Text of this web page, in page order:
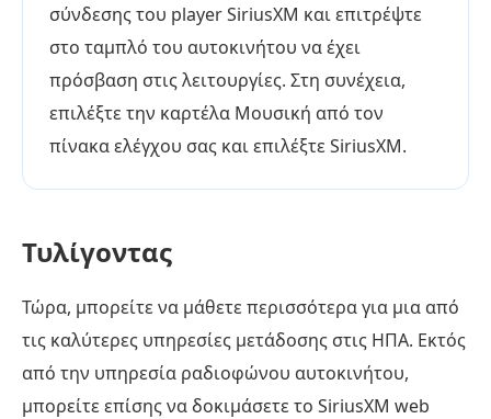
σύνδεσης του player SiriusXM και επιτρέψτε
στο ταμπλό του αυτοκινήτου να έχει
πρόσβαση στις λειτουργίες. Στη συνέχεια,
επιλέξτε την καρτέλα Μουσική από τον
πίνακα ελέγχου σας και επιλέξτε SiriusXM.
Τυλίγοντας
Τώρα, μπορείτε να μάθετε περισσότερα για μια από
τις καλύτερες υπηρεσίες μετάδοσης στις ΗΠΑ. Εκτός
από την υπηρεσία ραδιοφώνου αυτοκινήτου,
μπορείτε επίσης να δοκιμάσετε το SiriusXM web